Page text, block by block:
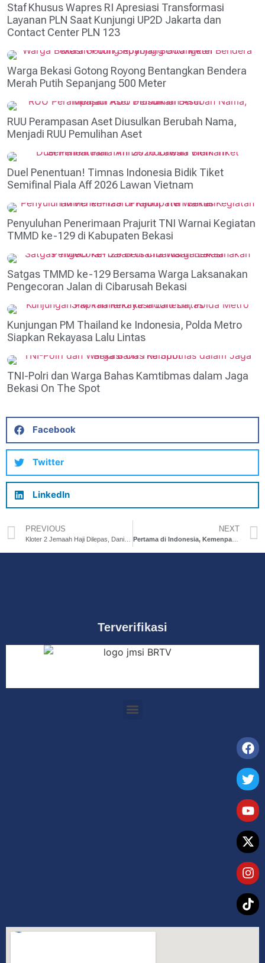
Staf Khusus Wapres RI Apresiasi Transformasi
Layanan PLN Saat Kunjungi UP2D Jakarta dan
Contact Center PLN 123
Warga Bekasi Gotong Royong Bentangkan Bendera
Merah Putih Sepanjang 500 Meter
RUU Perampasan Aset Diusulkan Berubah Nama,
Menjadi RUU Pemulihan Aset
Duel Penentuan! Timnas Indonesia Bidik Tiket
Semifinal Piala Aff 2026 Lawan Vietnam
Penyuluhan Penerimaan Prajurit TNI Warnai Kegiatan
TMMD ke-129 di Kabupaten Bekasi
Satgas TMMD ke-129 Bersama Warga Laksanakan
Pengecoran Jalan di Cibarusah Bekasi
Kunjungan PM Thailand ke Indonesia, Polda Metro
Siapkan Rekayasa Lalu Lintas
TNI-Polri dan Warga Bahas Kamtibmas dalam Jaga
Bekasi On The Spot
Facebook
Twitter
LinkedIn
PREVIOUS NEXT
Pertama di Indonesia, Kemenparekraf Dukung Wisata Industri yang Digagas Pemkab Bekasi
Terverifikasi